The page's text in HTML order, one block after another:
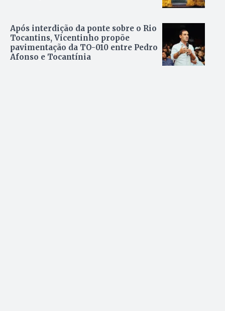
Após interdição da ponte sobre o Rio
Tocantins, Vicentinho propõe
pavimentação da TO-010 entre Pedro
Afonso e Tocantínia